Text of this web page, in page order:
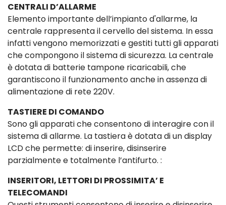
CENTRALI D’ALLARME
Elemento importante dell’impianto d'allarme, la
centrale rappresenta il cervello del sistema. In essa
infatti vengono memorizzati e gestiti tutti gli apparati
che compongono il sistema di sicurezza. La centrale
è dotata di batterie tampone ricaricabili, che
garantiscono il funzionamento anche in assenza di
alimentazione di rete 220V.
TASTIERE DI COMANDO
Sono gli apparati che consentono di interagire con il
sistema di allarme. La tastiera è dotata di un display
LCD che permette: di inserire, disinserire
parzialmente e totalmente l’antifurto. :
INSERITORI, LETTORI DI PROSSIMITA’ E
TELECOMANDI